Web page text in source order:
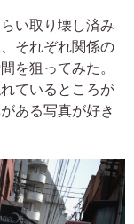
い取り壊し済み
それぞれ関係の
を狙ってみた。
ているところが
ある写真が好き